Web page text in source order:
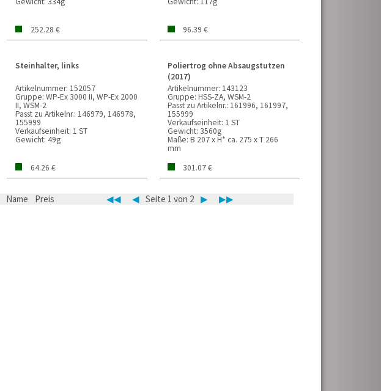
252.28 € 96.39 €
Steinhalter, links
Artikelnummer: 152057
Gruppe: WP-Ex 3000 II, WP-Ex 2000
II, WSM-2
Passt zu Artikelnr.: 146979, 146978,
155999
Verkaufseinheit: 1 ST
Gewicht: 49g
64.26 €
Poliertrog ohne Absaugstutzen
(2017)
Artikelnummer: 143123
Gruppe: HSS-ZA, WSM-2
Passt zu Artikelnr.: 161996, 161997,
155999
Verkaufseinheit: 1 ST
Gewicht: 3560g
Maße: B 207 x H* ca. 275 x T 266
mm
301.07 €
Name Preis ◀◀ ◀ Seite 1 von 2 ▶ ▶▶